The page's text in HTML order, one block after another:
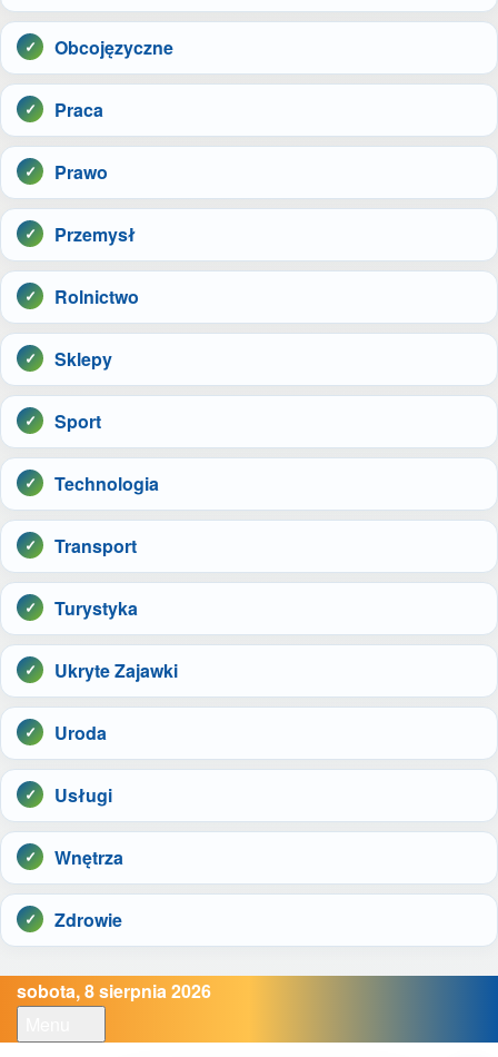
Obcojęzyczne
Praca
Prawo
Przemysł
Rolnictwo
Sklepy
Sport
Technologia
Transport
Turystyka
Ukryte Zajawki
Uroda
Usługi
Wnętrza
Zdrowie
sobota, 8 sierpnia 2026